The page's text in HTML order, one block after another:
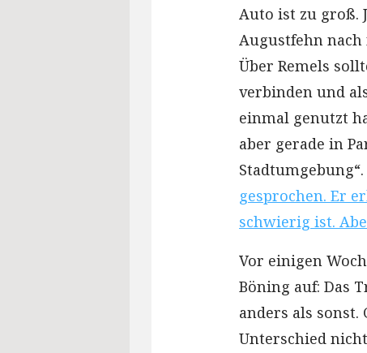
Auto ist zu groß.
Augustfehn
Über Remels
verbinden und
einmal genutzt
aber gerade in
Stadtumgebung“.
gesprochen. Er
schwierig ist.
Vor einigen
Böning auf: Das
anders als
Unterschied